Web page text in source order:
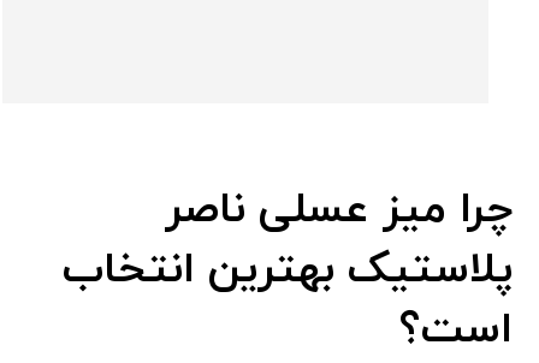
چرا میز عسلی ناصر
پلاستیک بهترین انتخاب
است؟